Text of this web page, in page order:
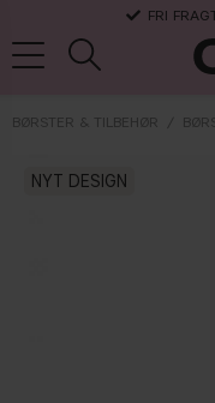
FRI
BØRSTER & TILBEHØR
NYT DESIGNparfume